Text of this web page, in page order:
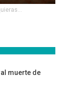
muerte de